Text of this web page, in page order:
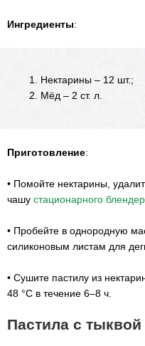
Ингредиенты:
Нектарины – 12 шт.;
Мёд – 2 ст. л.
Приготовление:
• Помойте нектарины,
чашу стационарного
• Пробейте в однородную
силиконовым листам для
• Сушите пастилу из
48 °С в течение 6–8 ч.
Пастила с тыквой